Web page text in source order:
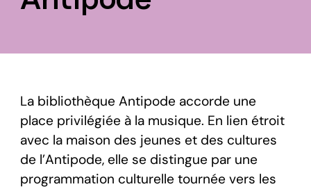
La bibliothèque Antipode accorde une
place privilégiée à la musique. En lien étroit
avec la maison des jeunes et des cultures
de l’Antipode, elle se distingue par une
programmation culturelle tournée vers les